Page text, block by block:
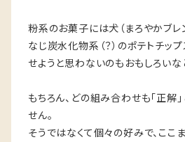
粉系のお菓子には犬（まろやかブレ
なじ炭水化物系（？）のポテトチッ
せようと思わないのもおもしろいな
もちろん、どの組み合わせも「正解
せん。
そうではなくて個々の好みで、ここ